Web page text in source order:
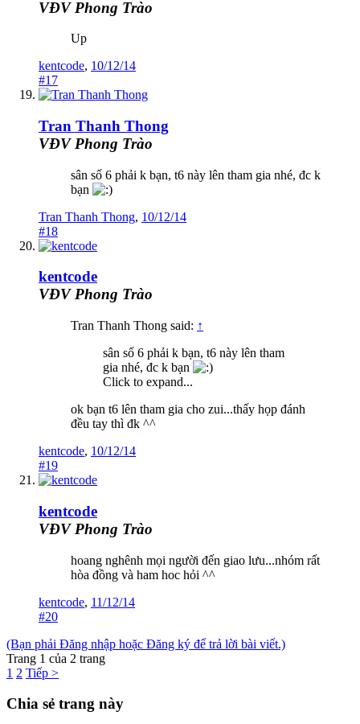
VĐV Phong Trào
Up
kentcode, 10/12/14
#17
Tran Thanh Thong
VĐV Phong Trào
sân số 6 phải k bạn, t6 này lên tham gia nhé, đc k
bạn
Tran Thanh Thong, 10/12/14
#18
kentcode
VĐV Phong Trào
Tran Thanh Thong said: ↑
sân số 6 phải k bạn, t6 này lên tham
gia nhé, đc k bạn
Click to expand...
ok bạn t6 lên tham gia cho zui...thấy họp đánh
đều tay thì đk ^^
kentcode, 10/12/14
#19
kentcode
VĐV Phong Trào
hoang nghênh mọi người đến giao lưu...nhóm rất
hòa đồng và ham hoc hỏi ^^
kentcode, 11/12/14
#20
(Bạn phải Đăng nhập hoặc Đăng ký để trả lời bài viết.)
Trang 1 của 2 trang
1 2 Tiếp >
Chia sẻ trang này